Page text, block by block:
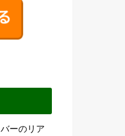
ーのリア